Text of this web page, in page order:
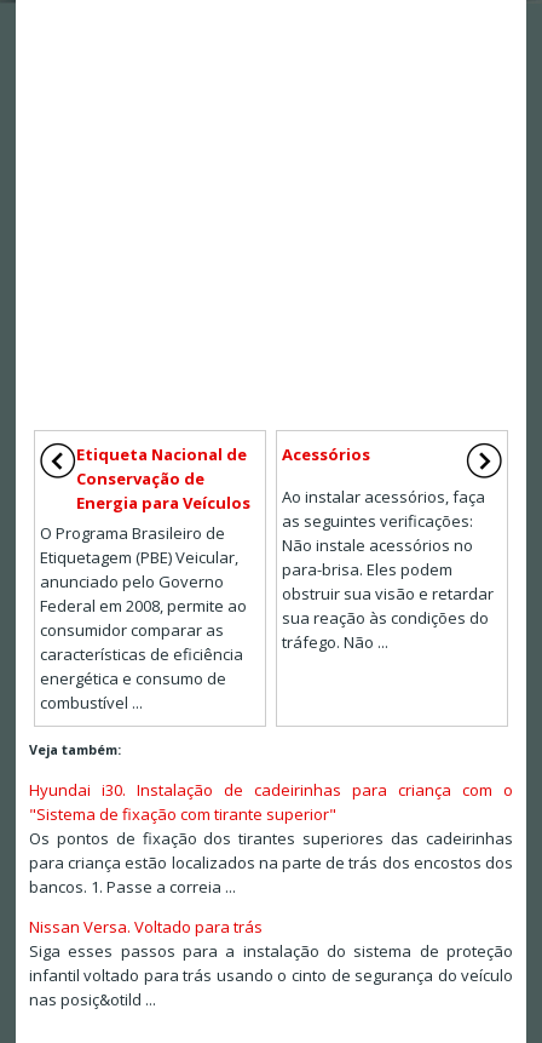
Etiqueta Nacional de
Conservação de
Energia para Veículos
O Programa Brasileiro de
Etiquetagem (PBE) Veicular,
anunciado pelo Governo
Federal em 2008, permite ao
consumidor comparar as
características de eficiência
energética e consumo de
combustível ...
Acessórios
Ao instalar acessórios, faça
as seguintes verificações:
Não instale acessórios no
para-brisa. Eles podem
obstruir sua visão e retardar
sua reação às condições do
tráfego. Não ...
Veja também:
Hyundai i30. Instalação de cadeirinhas para criança com o
"Sistema de fixação com tirante superior"
Os pontos de fixação dos tirantes superiores das cadeirinhas
para criança estão localizados na parte de trás dos encostos dos
bancos. 1. Passe a correia ...
Nissan Versa. Voltado para trás
Siga esses passos para a instalação do sistema de proteção
infantil voltado para trás usando o cinto de segurança do veículo
nas posiç&otild ...